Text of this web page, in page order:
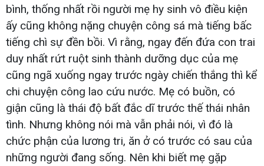
bình, thống nhất rồi người mẹ hy sinh vô điều kiện
ấy cũng không nặng chuyện công sá mà tiếng bấc
tiếng chì sự đền bồi. Vì rằng, ngay đến đứa con trai
duy nhất rứt ruột sinh thành dưỡng dục của mẹ
cũng ngã xuống ngay trước ngày chiến thắng thì kể
chi chuyện công lao cứu nước. Mẹ có buồn, có
giận cũng là thái độ bất đắc dĩ trước thế thái nhân
tình. Nhưng không nói mà vẫn phải nói, vì đó là
chức phận của lương tri, ăn ở có trước có sau của
những người đang sống. Nên khi biết mẹ gặp